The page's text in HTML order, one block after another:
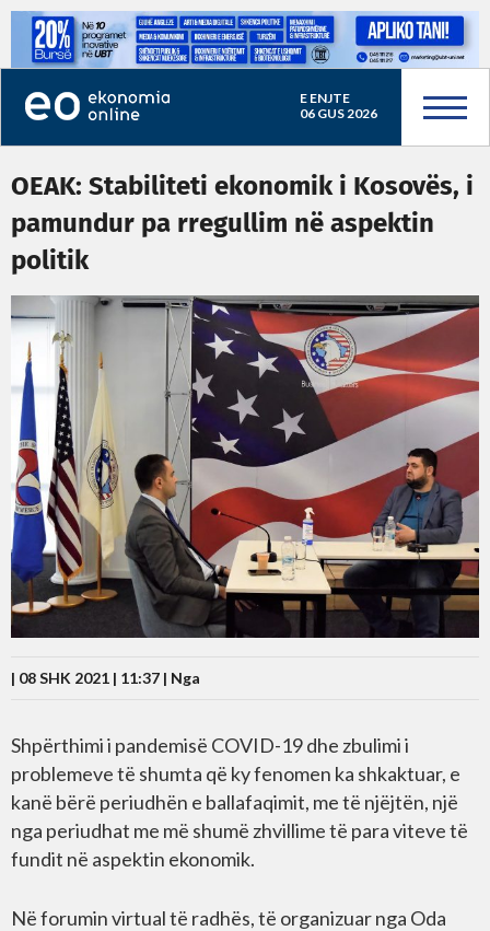
E ENJTE
06 GUS 2026
OEAK: Stabiliteti ekonomik i Kosovës, i
pamundur pa rregullim në aspektin
politik
| 08 SHK 2021 | 11:37 | Nga
Shpërthimi i pandemisë COVID-19 dhe zbulimi i
problemeve të shumta që ky fenomen ka shkaktuar, e
kanë bërë periudhën e ballafaqimit, me të njëjtën, një
nga periudhat me më shumë zhvillime të para viteve të
fundit në aspektin ekonomik.
Në forumin virtual të radhës, të organizuar nga Oda